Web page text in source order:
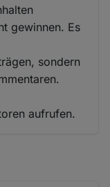
gewinnen. Es
sondern
aufrufen.